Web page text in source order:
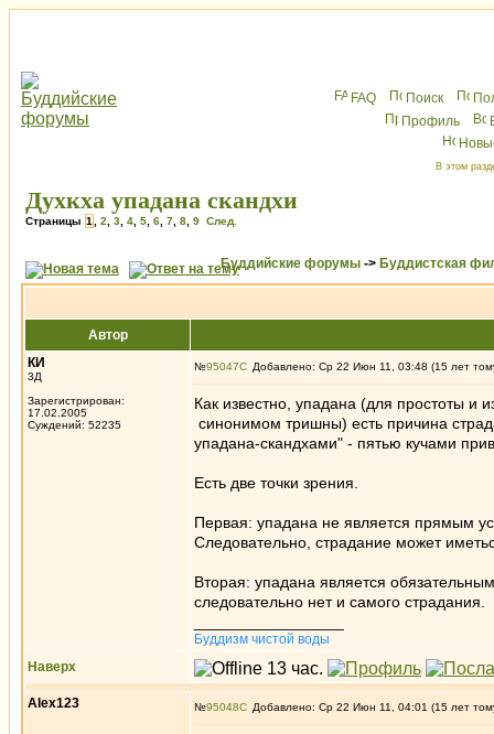
FAQ Поиск
Профиль
В этом
Духкха упадана скандхи
Страницы 1 2 3 4 5 6 7 8 9 След.
Буддийские форумы -> Буддистская
Автор
КИ
3Д
Зарегистрирован:
17.02.2005
Суждений: 52235
№95047 Добавлено: Ср 22 Июн 11, 03:48 (15 лет
Как известно, упадана (для простоты и
синонимом тришны) есть причина
упадана-скандхами" - пятью кучами
Есть две точки зрения.
Первая: упадана не является прямым
Следовательно, страдание может
Вторая: упадана является
следовательно нет и самого страдания.
Буддизм чистой воды
Наверх
Alex123 №95048 Добавлено: Ср 22 Июн 11, 04:01 (15 лет